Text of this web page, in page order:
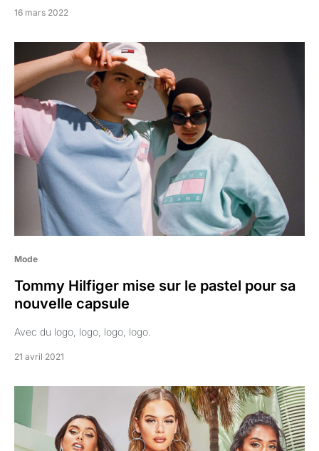
16 mars 2022
Mode
Tommy Hilfiger mise sur le pastel pour sa
nouvelle capsule
Avec du logo, logo, logo, logo.
21 avril 2021